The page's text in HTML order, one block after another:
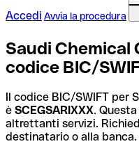
Accedi Avvia la procedura
Saudi Chemical
codice BIC/
Il codice BIC/SWIFT per
è SCEGSARIXXX.
altrettanti servizi.
destinatario o alla banca.